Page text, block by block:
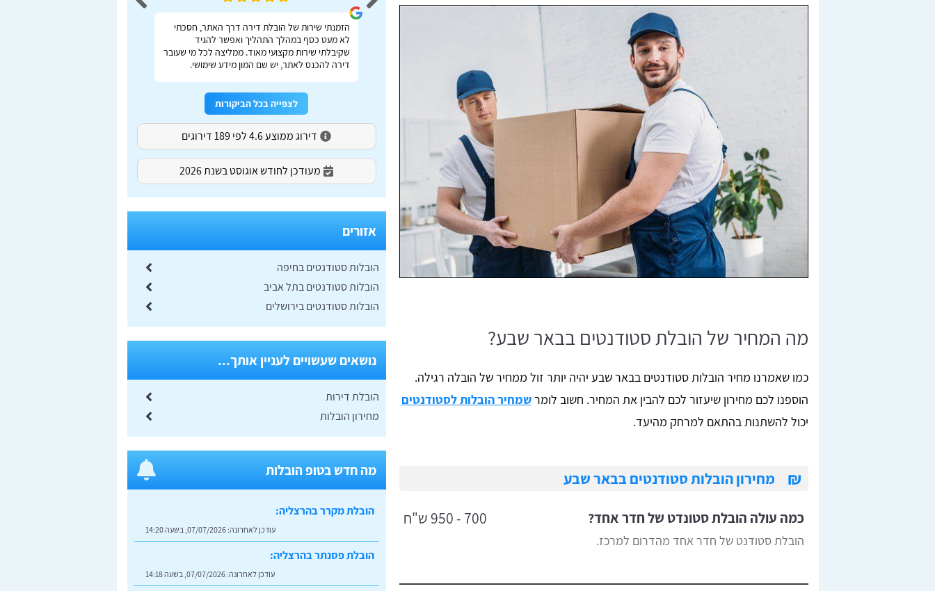
מה המחיר של הובלת סטודנטים בבאר שבע?
כמו שאמרנו מחיר הובלות סטודנטים בבאר שבע יהיה יותר זול ממחיר של הובלה רגילה.
הוספנו לכם מחירון שיעזור לכם להבין את המחיר. חשוב לומרשמחיר הובלות לסטודנטים
יכול להשתנות בהתאם למרחק מהיעד.
₪ מחירון הובלות סטודנטים בבאר שבע
כמה עולה הובלת סטונדט של חדר אחד?
הובלת סטודנט של חדר אחד מהדרום למרכז.
700 - 950 ש"ח
הזמנתי שירות של הובלת דירה דרך האתר, חסכתי
לא מעט כסף במהלך התהליך ואפשר להגיד
שקיבלתי שירות מקצועי מאוד. ממליצה לכל מי שעובר
דירה להכנס לאתר, יש שם המון מידע שימושי.
מצאתי מובילים מציינים דרך האתר טופ הובלות,
לצפייה בכל הביקורות
דירוג ממוצע 4.6 לפי 189 דירוגים
מעודכן לחודש אוגוסט בשנת 2026
אזורים
הובלות סטודנטים בחיפה
הובלות סטודנטים בתל אביב
הובלות סטודנטים בירושלים
נושאים שעשויים לעניין אותך...
הובלת דירות
מחירון הובלות
מה חדש בטופ הובלות
הובלת מקרר בהרצליה:
עודכן לאחרונה:07/07/2026, בשעה 14:20
הובלת פסנתר בהרצליה:
עודכן לאחרונה:07/07/2026, בשעה 14:18